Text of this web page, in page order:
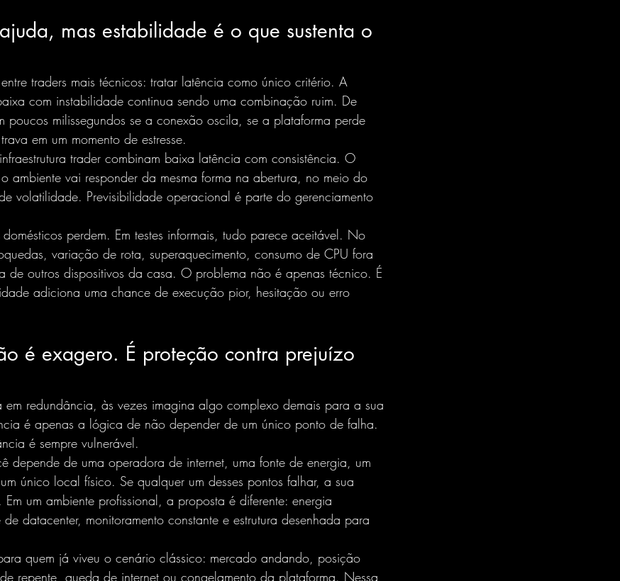
mas estabilidade é o que sustenta o
traders mais técnicos: tratar latência como único critério. A
com instabilidade continua sendo uma combinação ruim. De
poucos milissegundos se a conexão oscila, se a plataforma perde
em um momento de estresse.
trader combinam baixa latência com consistência. O
ambiente vai responder da mesma forma na abertura, no meio do
volatilidade. Previsibilidade operacional é parte do gerenciamento
perdem. Em testes informais, tudo parece aceitável. No
variação de rota, superaquecimento, consumo de CPU fora
de outros dispositivos da casa. O problema não é apenas técnico. É
adiciona uma chance de execução pior, hesitação ou erro
é exagero. É proteção contra prejuízo
em redundância, às vezes imagina algo complexo demais para a sua
é apenas a lógica de não depender de um único ponto de falha.
é sempre vulnerável.
depende de uma operadora de internet, uma fonte de energia, um
único local físico. Se qualquer um desses pontos falhar, a sua
um ambiente profissional, a proposta é diferente: energia
datacenter, monitoramento constante e estrutura desenhada para
quem já viveu o cenário clássico: mercado andando, posição
repente, queda de internet ou congelamento da plataforma. Nessa